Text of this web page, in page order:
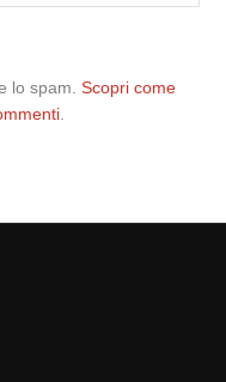
lo spam.Scopri come